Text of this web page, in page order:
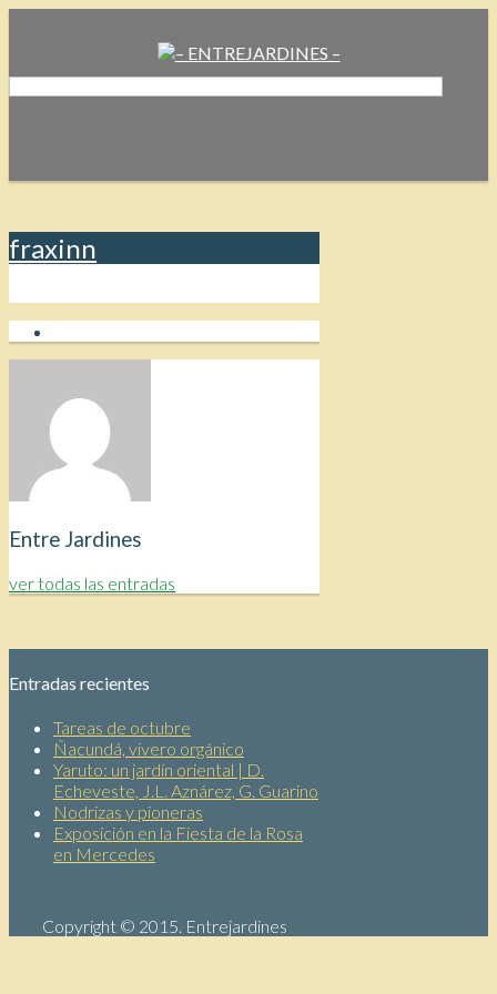
fraxinn
Entre Jardines
ver todas las entradas
Entradas recientes
Tareas de octubre
Ñacundá, vivero orgánico
Yaruto: un jardín oriental | D.
Echeveste, J.L. Aznárez, G. Guarino
Nodrizas y pioneras
Exposición en la Fiesta de la Rosa
en Mercedes
Copyright © 2015. Entrejardines